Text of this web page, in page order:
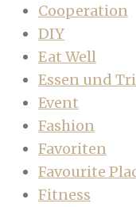
Cooperation
DIY
Eat Well
Essen und
Event
Fashion
Favoriten
Favourite
Fitness